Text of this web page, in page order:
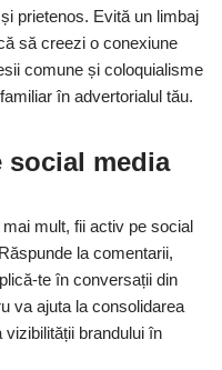
prietenos. Evită un limbaj
să creezi o conexiune
comune și coloquialisme
în advertorialul tău.
social media
mult, fii activ pe social
la comentarii,
te în conversații din
va ajuta la consolidarea
brandului în